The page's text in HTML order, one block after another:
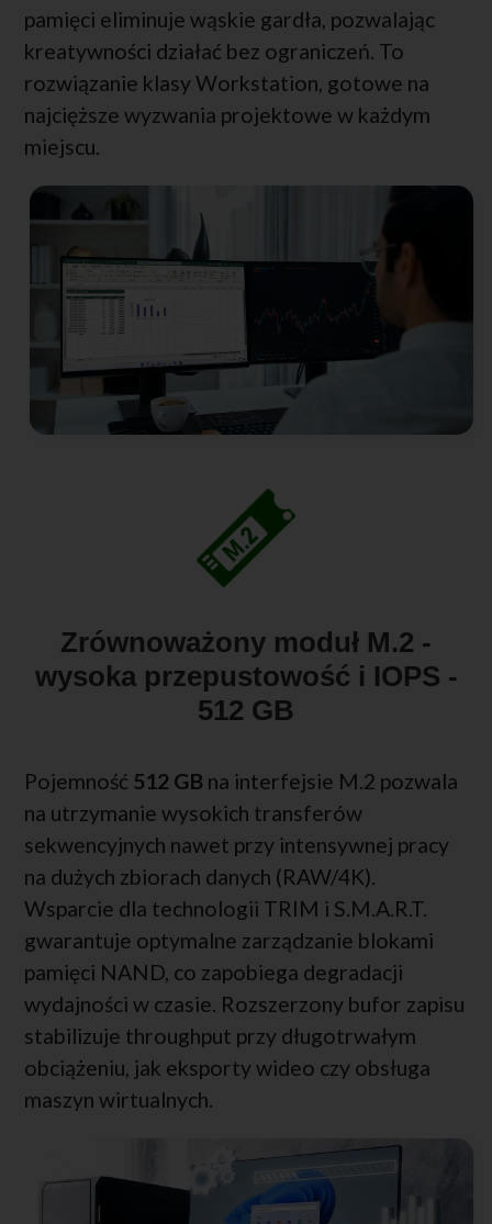
pamięci eliminuje wąskie gardła, pozwalając
kreatywności działać bez ograniczeń. To
rozwiązanie klasy Workstation, gotowe na
najcięższe wyzwania projektowe w każdym
miejscu.
Zrównoważony moduł M.2 -
wysoka przepustowość i IOPS -
512 GB
Pojemność 512 GB na interfejsie M.2 pozwala
na utrzymanie wysokich transferów
sekwencyjnych nawet przy intensywnej pracy
na dużych zbiorach danych (RAW/4K).
Wsparcie dla technologii TRIM i S.M.A.R.T.
gwarantuje optymalne zarządzanie blokami
pamięci NAND, co zapobiega degradacji
wydajności w czasie. Rozszerzony bufor zapisu
stabilizuje throughput przy długotrwałym
obciążeniu, jak eksporty wideo czy obsługa
maszyn wirtualnych.